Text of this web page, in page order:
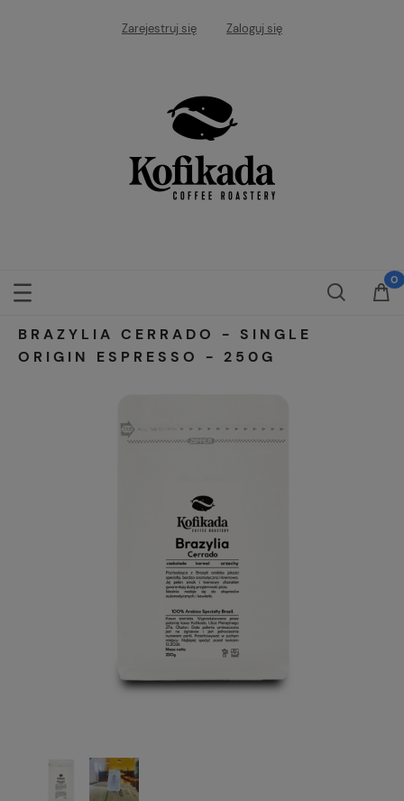
Zarejestruj się Zaloguj się
BRAZYLIA CERRADO - SINGLE
ORIGIN ESPRESSO - 250G